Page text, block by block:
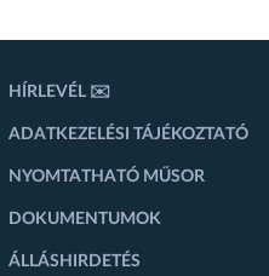
HÍRLEVÉL ✉️
ADATKEZELÉSI TÁJÉKOZTATÓ
NYOMTATHATÓ MŰSOR
DOKUMENTUMOK
ÁLLÁSHIRDETÉS